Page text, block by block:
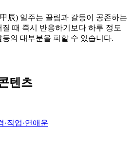
辰) 일주는 끌림과 갈등이 공존하는
때 즉시 반응하기보다 하루 정도
의 대부분을 피할 수 있습니다.
텐츠
직업·연애운